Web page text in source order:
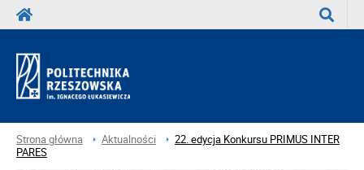
Strona główna Aktualności
22. edycja Konkursu PRIMUS INTER
PARES